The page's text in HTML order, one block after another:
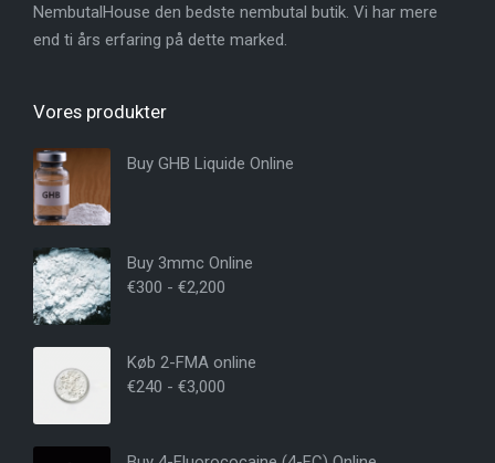
NembutalHouse den bedste nembutal butik. Vi har mere
end ti års erfaring på dette marked.
Vores produkter
Buy GHB Liquide Online
Buy 3mmc Online
€300 - €2,200
Køb 2-FMA online
€240 - €3,000